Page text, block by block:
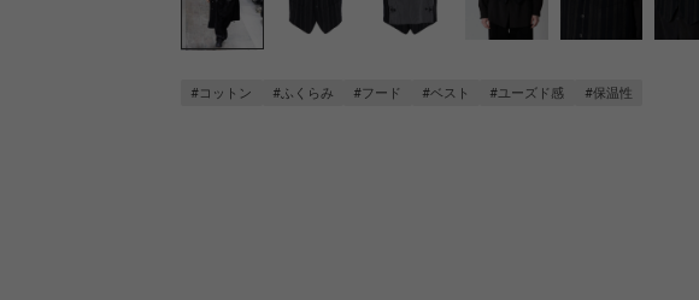
#コットン #ふくらみ #フード #ベスト #ユーズド感 #保温性